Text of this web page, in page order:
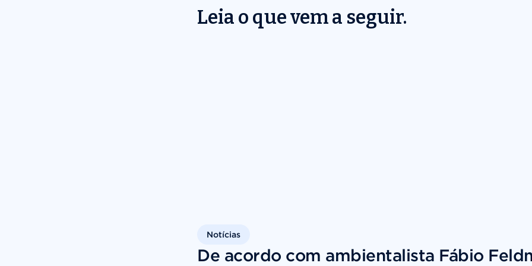
Leia o que vem a seguir.
Notícias
De acordo com ambientalista Fábio